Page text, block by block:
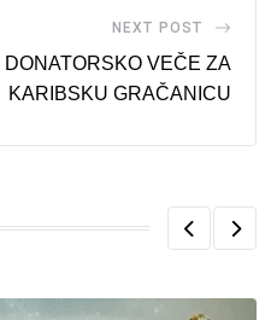
NEXT POST
VEČE ZA
KARIBSKU GRAČANICU